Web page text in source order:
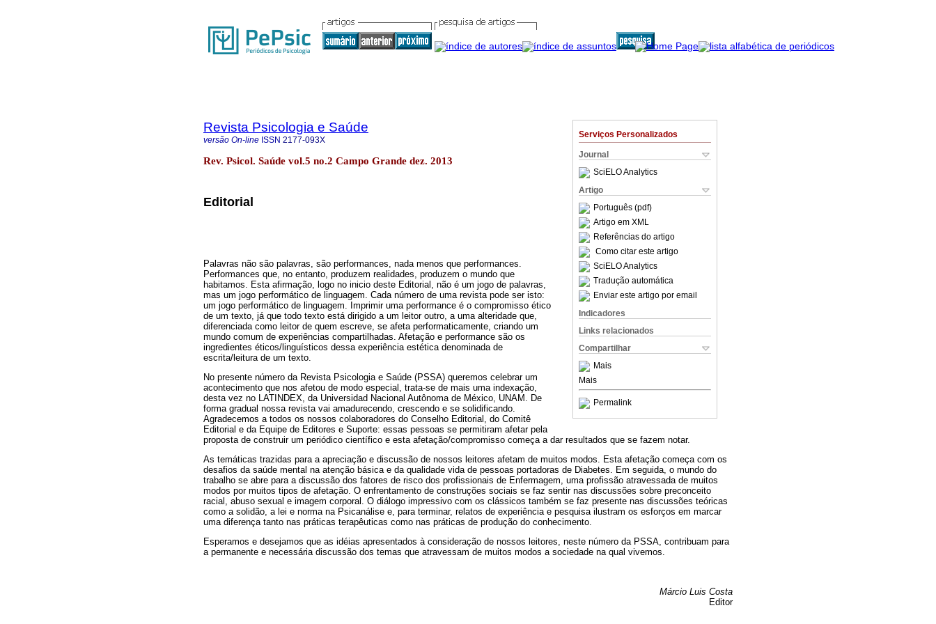
Serviços Personalizados
Journal
SciELO Analytics
Artigo
Português (pdf)
Artigo em XML
Referências do artigo
Como citar este artigo
SciELO Analytics
Tradução automática
Enviar este artigo por email
Indicadores
Links relacionados
Compartilhar
Mais
Mais
Permalink
Revista Psicologia e Saúde
versão On-line ISSN 2177-093X
Rev. Psicol. Saúde vol.5 no.2 Campo Grande dez. 2013
Editorial
Palavras não são palavras, são performances, nada menos que performances.
Performances que, no entanto, produzem realidades, produzem o mundo que
habitamos. Esta afirmação, logo no inicio deste Editorial, não é um jogo de palavras,
mas um jogo performático de linguagem. Cada número de uma revista pode ser isto:
um jogo performático de linguagem. Imprimir uma performance é o compromisso ético
de um texto, já que todo texto está dirigido a um leitor outro, a uma alteridade que,
diferenciada como leitor de quem escreve, se afeta performaticamente, criando um
mundo comum de experiências compartilhadas. Afetação e performance são os
ingredientes éticos/linguísticos dessa experiência estética denominada de
escrita/leitura de um texto.
No presente número da Revista Psicologia e Saúde (PSSA) queremos celebrar um
acontecimento que nos afetou de modo especial, trata-se de mais uma indexação,
desta vez no LATINDEX, da Universidad Nacional Autônoma de México, UNAM. De
forma gradual nossa revista vai amadurecendo, crescendo e se solidificando.
Agradecemos a todos os nossos colaboradores do Conselho Editorial, do Comitê
Editorial e da Equipe de Editores e Suporte: essas pessoas se permitiram afetar pela
proposta de construir um periódico científico e esta afetação/compromisso começa a dar resultados que se fazem notar.
As temáticas trazidas para a apreciação e discussão de nossos leitores afetam de muitos modos. Esta afetação começa com os
desafios da saúde mental na atenção básica e da qualidade vida de pessoas portadoras de Diabetes. Em seguida, o mundo do
trabalho se abre para a discussão dos fatores de risco dos profissionais de Enfermagem, uma profissão atravessada de muitos
modos por muitos tipos de afetação. O enfrentamento de construções sociais se faz sentir nas discussões sobre preconceito
racial, abuso sexual e imagem corporal. O diálogo impressivo com os clássicos também se faz presente nas discussões teóricas
como a solidão, a lei e norma na Psicanálise e, para terminar, relatos de experiência e pesquisa ilustram os esforços em marcar
uma diferença tanto nas práticas terapêuticas como nas práticas de produção do conhecimento.
Esperamos e desejamos que as idéias apresentados à consideração de nossos leitores, neste número da PSSA, contribuam para
a permanente e necessária discussão dos temas que atravessam de muitos modos a sociedade na qual vivemos.
Márcio Luis Costa
Editor